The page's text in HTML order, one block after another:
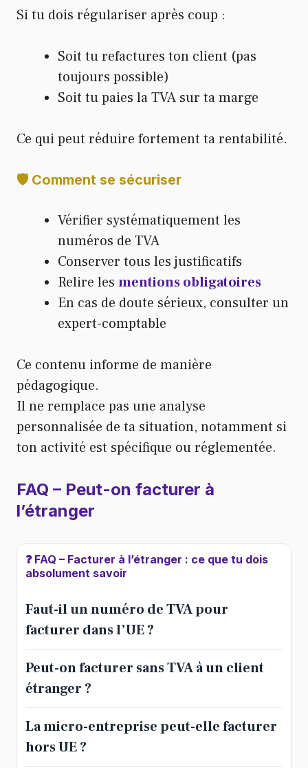
Si tu dois régulariser après coup :
Soit tu refactures ton client (pas
toujours possible)
Soit tu paies la TVA sur ta marge
Ce qui peut réduire fortement ta rentabilité.
🛡️ Comment se sécuriser
Vérifier systématiquement les
numéros de TVA
Conserver tous les justificatifs
Relire les mentions obligatoires
En cas de doute sérieux, consulter un
expert-comptable
Ce contenu informe de manière
pédagogique.
Il ne remplace pas une analyse
personnalisée de ta situation, notamment si
ton activité est spécifique ou réglementée.
FAQ – Peut-on facturer à
l’étranger
❓ FAQ – Facturer à l’étranger : ce que tu dois
absolument savoir
Faut-il un numéro de TVA pour
facturer dans l’UE ?
Peut-on facturer sans TVA à un client
étranger ?
La micro-entreprise peut-elle facturer
hors UE ?